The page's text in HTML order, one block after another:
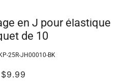
en J pour élastique
de 10
25R-JH00010-BK
$9.99